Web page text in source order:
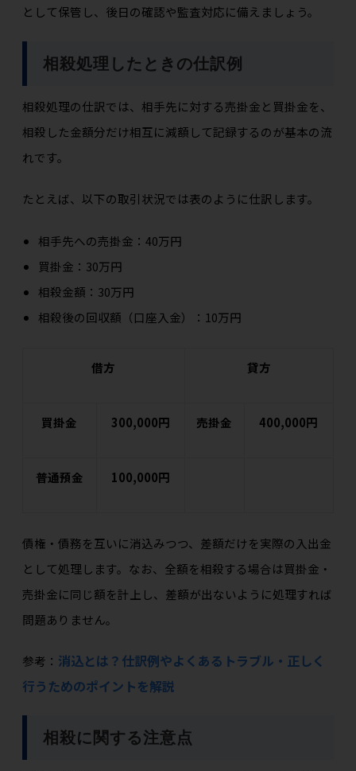
として保管し、後日の確認や監査対応に備えましょう。
相殺処理したときの仕訳例
相殺処理の仕訳では、相手先に対する売掛金と買掛金を、
相殺した金額分だけ相互に減額して記録するのが基本の流
れです。
たとえば、以下の取引状況では表のように仕訳します。
相手先への売掛金：40万円
買掛金：30万円
相殺金額：30万円
相殺後の回収額（口座入金）：10万円
借方 貸方
買掛金 300,000円 売掛金 400,000円
普通預金 100,000円
債権・債務を互いに消込みつつ、差額だけを実際の入出金
として処理します。なお、全額を相殺する場合は買掛金・
売掛金に同じ額を計上し、差額が出ないように処理すれば
問題ありません。
参考： 消込とは？仕訳例やよくあるトラブル・正しく
行うためのポイントを解説
相殺に関する注意点